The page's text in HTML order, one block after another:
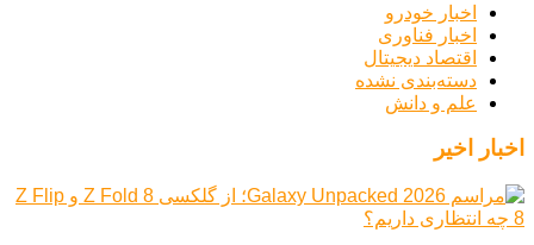
اخبار خودرو
اخبار فناوری
اقتصاد دیجیتال
دسته‌بندی نشده
علم و دانش
اخبار اخیر